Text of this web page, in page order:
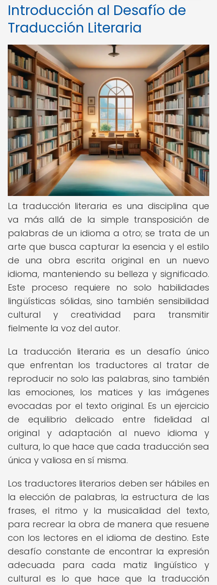
Introducción al Desafío de
Traducción Literaria
La traducción literaria es una disciplina que
va más allá de la simple transposición de
palabras de un idioma a otro; se trata de un
arte que busca capturar la esencia y el estilo
de una obra escrita original en un nuevo
idioma, manteniendo su belleza y significado.
Este proceso requiere no solo habilidades
lingüísticas sólidas, sino también sensibilidad
cultural y creatividad para transmitir
fielmente la voz del autor.
La traducción literaria es un desafío único
que enfrentan los traductores al tratar de
reproducir no solo las palabras, sino también
las emociones, los matices y las imágenes
evocadas por el texto original. Es un ejercicio
de equilibrio delicado entre fidelidad al
original y adaptación al nuevo idioma y
cultura, lo que hace que cada traducción sea
única y valiosa en sí misma.
Los traductores literarios deben ser hábiles en
la elección de palabras, la estructura de las
frases, el ritmo y la musicalidad del texto,
para recrear la obra de manera que resuene
con los lectores en el idioma de destino. Este
desafío constante de encontrar la expresión
adecuada para cada matiz lingüístico y
cultural es lo que hace que la traducción